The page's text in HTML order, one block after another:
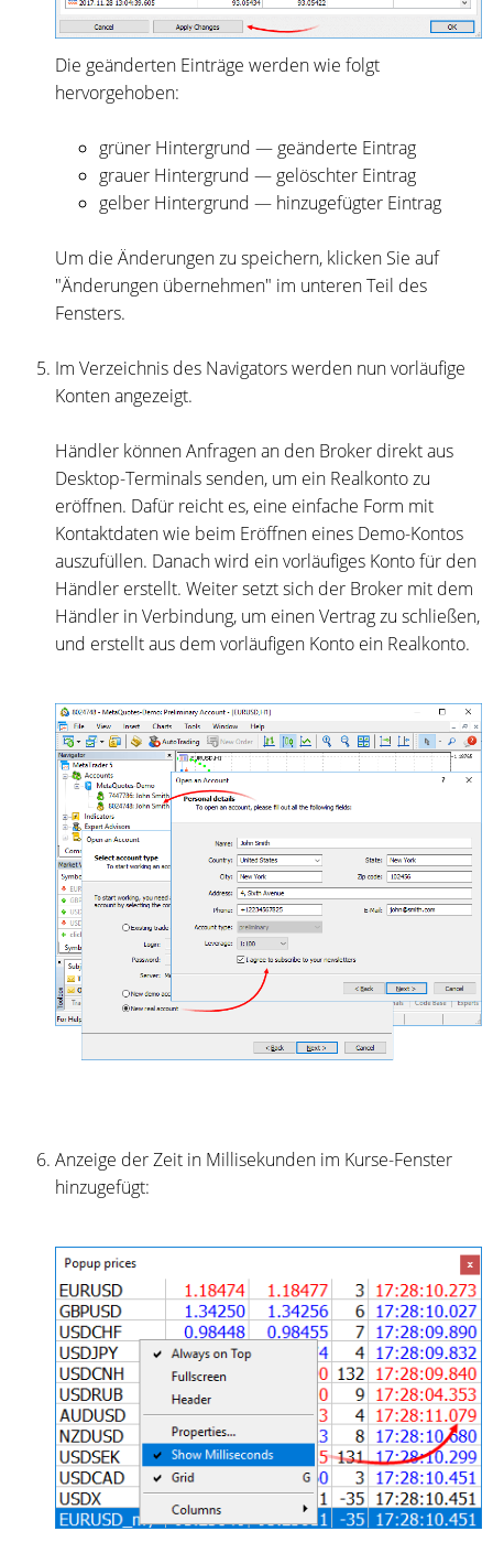
Die geänderten Einträge werden wie folgt
hervorgehoben:
grüner Hintergrund — geänderte Eintrag
grauer Hintergrund — gelöschter Eintrag
gelber Hintergrund — hinzugefügter Eintrag
Um die Änderungen zu speichern, klicken Sie auf
"Änderungen übernehmen" im unteren Teil des
Fensters.
Im Verzeichnis des Navigators werden nun vorläufige
Konten angezeigt.
Händler können Anfragen an den Broker direkt aus
Desktop-Terminals senden, um ein Realkonto zu
eröffnen. Dafür reicht es, eine einfache Form mit
Kontaktdaten wie beim Eröffnen eines Demo-Kontos
auszufüllen. Danach wird ein vorläufiges Konto für den
Händler erstellt. Weiter setzt sich der Broker mit dem
Händler in Verbindung, um einen Vertrag zu schließen,
und erstellt aus dem vorläufigen Konto ein Realkonto.
Anzeige der Zeit in Millisekunden im Kurse-Fenster
hinzugefügt: